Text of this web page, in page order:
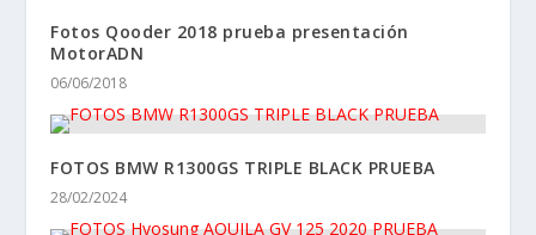
Fotos Qooder 2018 prueba presentación
MotorADN
06/06/2018
FOTOS BMW R1300GS TRIPLE BLACK PRUEBA
28/02/2024